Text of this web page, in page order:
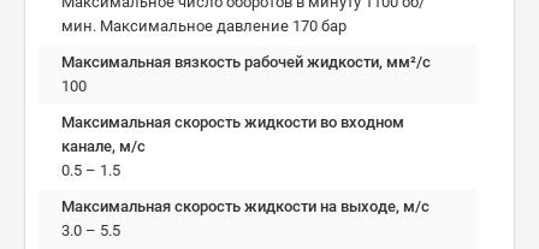
мин. Максимальное давление 170 бар
Максимальная вязкость рабочей жидкости, мм²/c
100
Максимальная скорость жидкости во входном
канале, м/с
0.5 – 1.5
Максимальная скорость жидкости на выходе, м/с
3.0 – 5.5